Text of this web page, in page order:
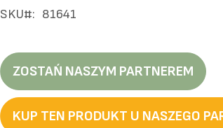
SKU 81641
ZOSTAŃ NASZYM PARTNEREM
KUP TEN PRODUKT U NASZEGO